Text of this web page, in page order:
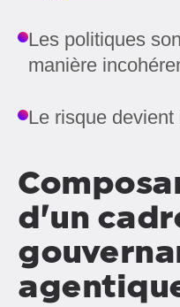
Les politiques
manière
Le risque devient
d'un